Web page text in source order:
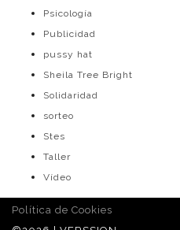
Psicología
Publicidad
pussy hat
Sheila Tree Bright
Solidaridad
sorteo
Stes
Taller
Vídeo
Política de Cookies